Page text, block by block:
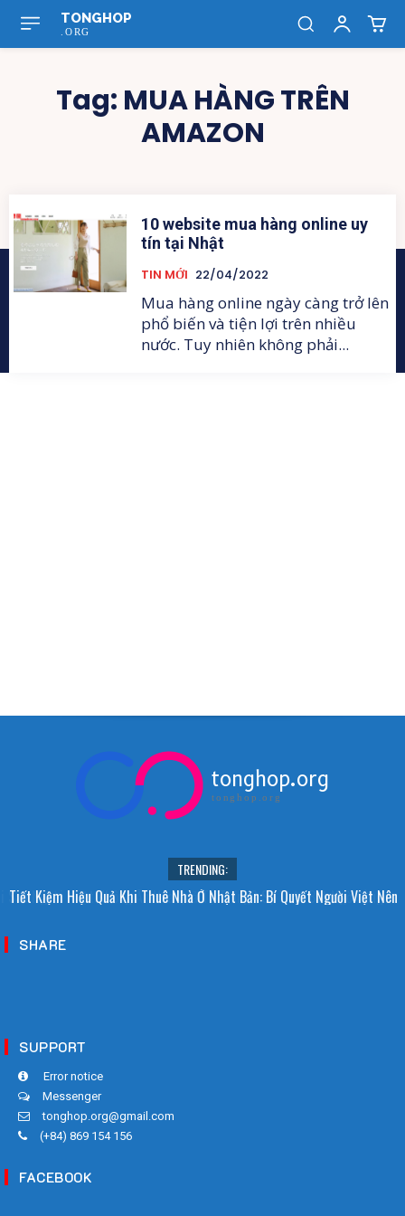
TONGHOP
.ORG
Tag: MUA HÀNG TRÊN
AMAZON
10 website mua hàng online uy
tín tại Nhật
TIN MỚI 22/04/2022
Mua hàng online ngày càng trở lên
phổ biến và tiện lợi trên nhiều
nước. Tuy nhiên không phải...
tonghop.org
tonghop.org
TRENDING:
Sao Người Nhật Không Ăn Hoa Quả Tự Trồng? Sự Thật Bất Ngờ Đằng
Tiết Kiệm Hiệu Quả Khi Thuê Nhà Ở Nhật Bản: Bí Quyết Người Việt Nên
SHARE
SUPPORT
Error notice
Messenger
tonghop.org@gmail.com
(+84) 869 154 156
FACEBOOK